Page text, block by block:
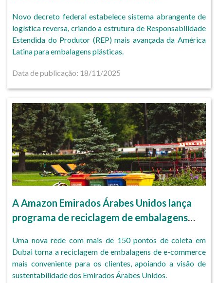
Novo decreto federal estabelece sistema abrangente de
logística reversa, criando a estrutura de Responsabilidade
Estendida do Produtor (REP) mais avançada da América
Latina para embalagens plásticas.
Data de publicação: 18/11/2025
A Amazon Emirados Árabes Unidos lança
programa de reciclagem de embalagens
Dubai.
Uma nova rede com mais de 150 pontos de coleta em
Dubai torna a reciclagem de embalagens de e-commerce
mais conveniente para os clientes, apoiando a visão de
sustentabilidade dos Emirados Árabes Unidos.